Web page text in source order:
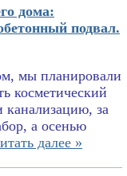
дома:
подвал.
мы планировали
косметический
канализацию, за
а осенью
далее »